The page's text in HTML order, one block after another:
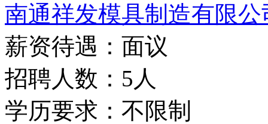
南通祥发模具制造有限公
薪资待遇：面议
招聘人数：5人
学历要求：不限制